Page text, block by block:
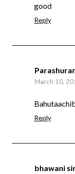
good
Reply
March 10,
Reply
bhawani